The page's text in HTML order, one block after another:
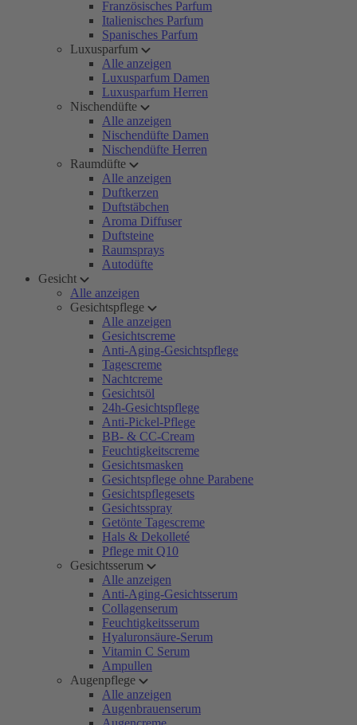
Französisches Parfum
Italienisches Parfum
Spanisches Parfum
Luxusparfum
Alle anzeigen
Luxusparfum Damen
Luxusparfum Herren
Nischendüfte
Alle anzeigen
Nischendüfte Damen
Nischendüfte Herren
Raumdüfte
Alle anzeigen
Duftkerzen
Duftstäbchen
Aroma Diffuser
Duftsteine
Raumsprays
Autodüfte
Gesicht
Alle anzeigen
Gesichtspflege
Alle anzeigen
Gesichtscreme
Anti-Aging-Gesichtspflege
Tagescreme
Nachtcreme
Gesichtsöl
24h-Gesichtspflege
Anti-Pickel-Pflege
BB- & CC-Cream
Feuchtigkeitscreme
Gesichtsmasken
Gesichtspflege ohne Parabene
Gesichtspflegesets
Gesichtsspray
Getönte Tagescreme
Hals & Dekolleté
Pflege mit Q10
Gesichtsserum
Alle anzeigen
Anti-Aging-Gesichtsserum
Collagenserum
Feuchtigkeitsserum
Hyaluronsäure-Serum
Vitamin C Serum
Ampullen
Augenpflege
Alle anzeigen
Augenbrauenserum